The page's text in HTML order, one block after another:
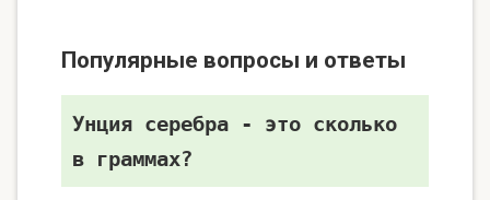
Популярные вопросы и ответы
Унция серебра - это сколько
в граммах?